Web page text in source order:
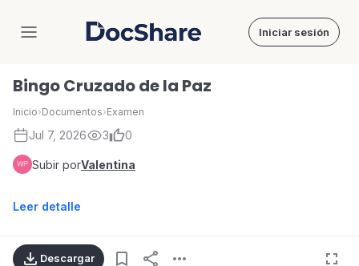
DocShare Iniciar sesión
Bingo Cruzado de la Paz
Inicio›Documentos›Examen
Jul 7, 2026 3 0
Subir porValentina
Leer detalle
Descargar